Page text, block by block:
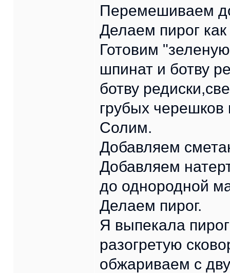
Перемешиваем
Делаем пирог
Готовим
шпинат и ботву
ботву
грубых черешков
Солим.
Добавляем
Добавляем
до однородной
Делаем пирог.
Я выпекала
разогретую
обжариваем с